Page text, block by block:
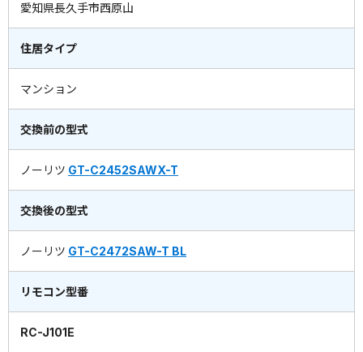
愛知県長久手市西原山
住居タイプ
マンション
交換前の型式
ノーリツ GT-C2452SAWX-T
交換後の型式
ノーリツ GT-C2472SAW-T BL
リモコン型番
RC-J101E